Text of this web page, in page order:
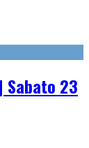
Sabato 23